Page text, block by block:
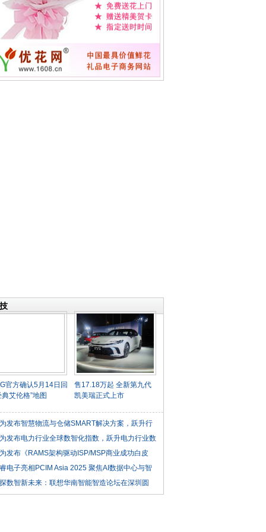
官方确认5月14日回
典艾伦格”地图
售17.18万起 全新第九代
凯美瑞正式上市
发布智慧物流与仓储SMART解决方案，跃升行
发布电力行业全球数智化指数，跃升电力行业数
发布《RAMS架构驱动ISP/MSP商业成功白皮
电子亮相PCIM Asia 2025 聚焦AI数据中心与智
数智新未来：联想华南智能智造论坛在深圳圆